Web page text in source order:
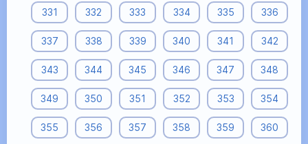
331 332 333 334 335 336
337 338 339 340 341 342
343 344 345 346 347 348
349 350 351 352 353 354
355 356 357 358 359 360